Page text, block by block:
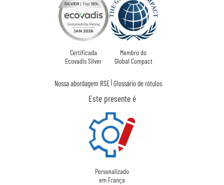
Certificada
Ecovadis Silver
Membro do
Global Compact
Nossa abordagem RSE|Glossário de rótulos
Este presente é
Personalizado
em França